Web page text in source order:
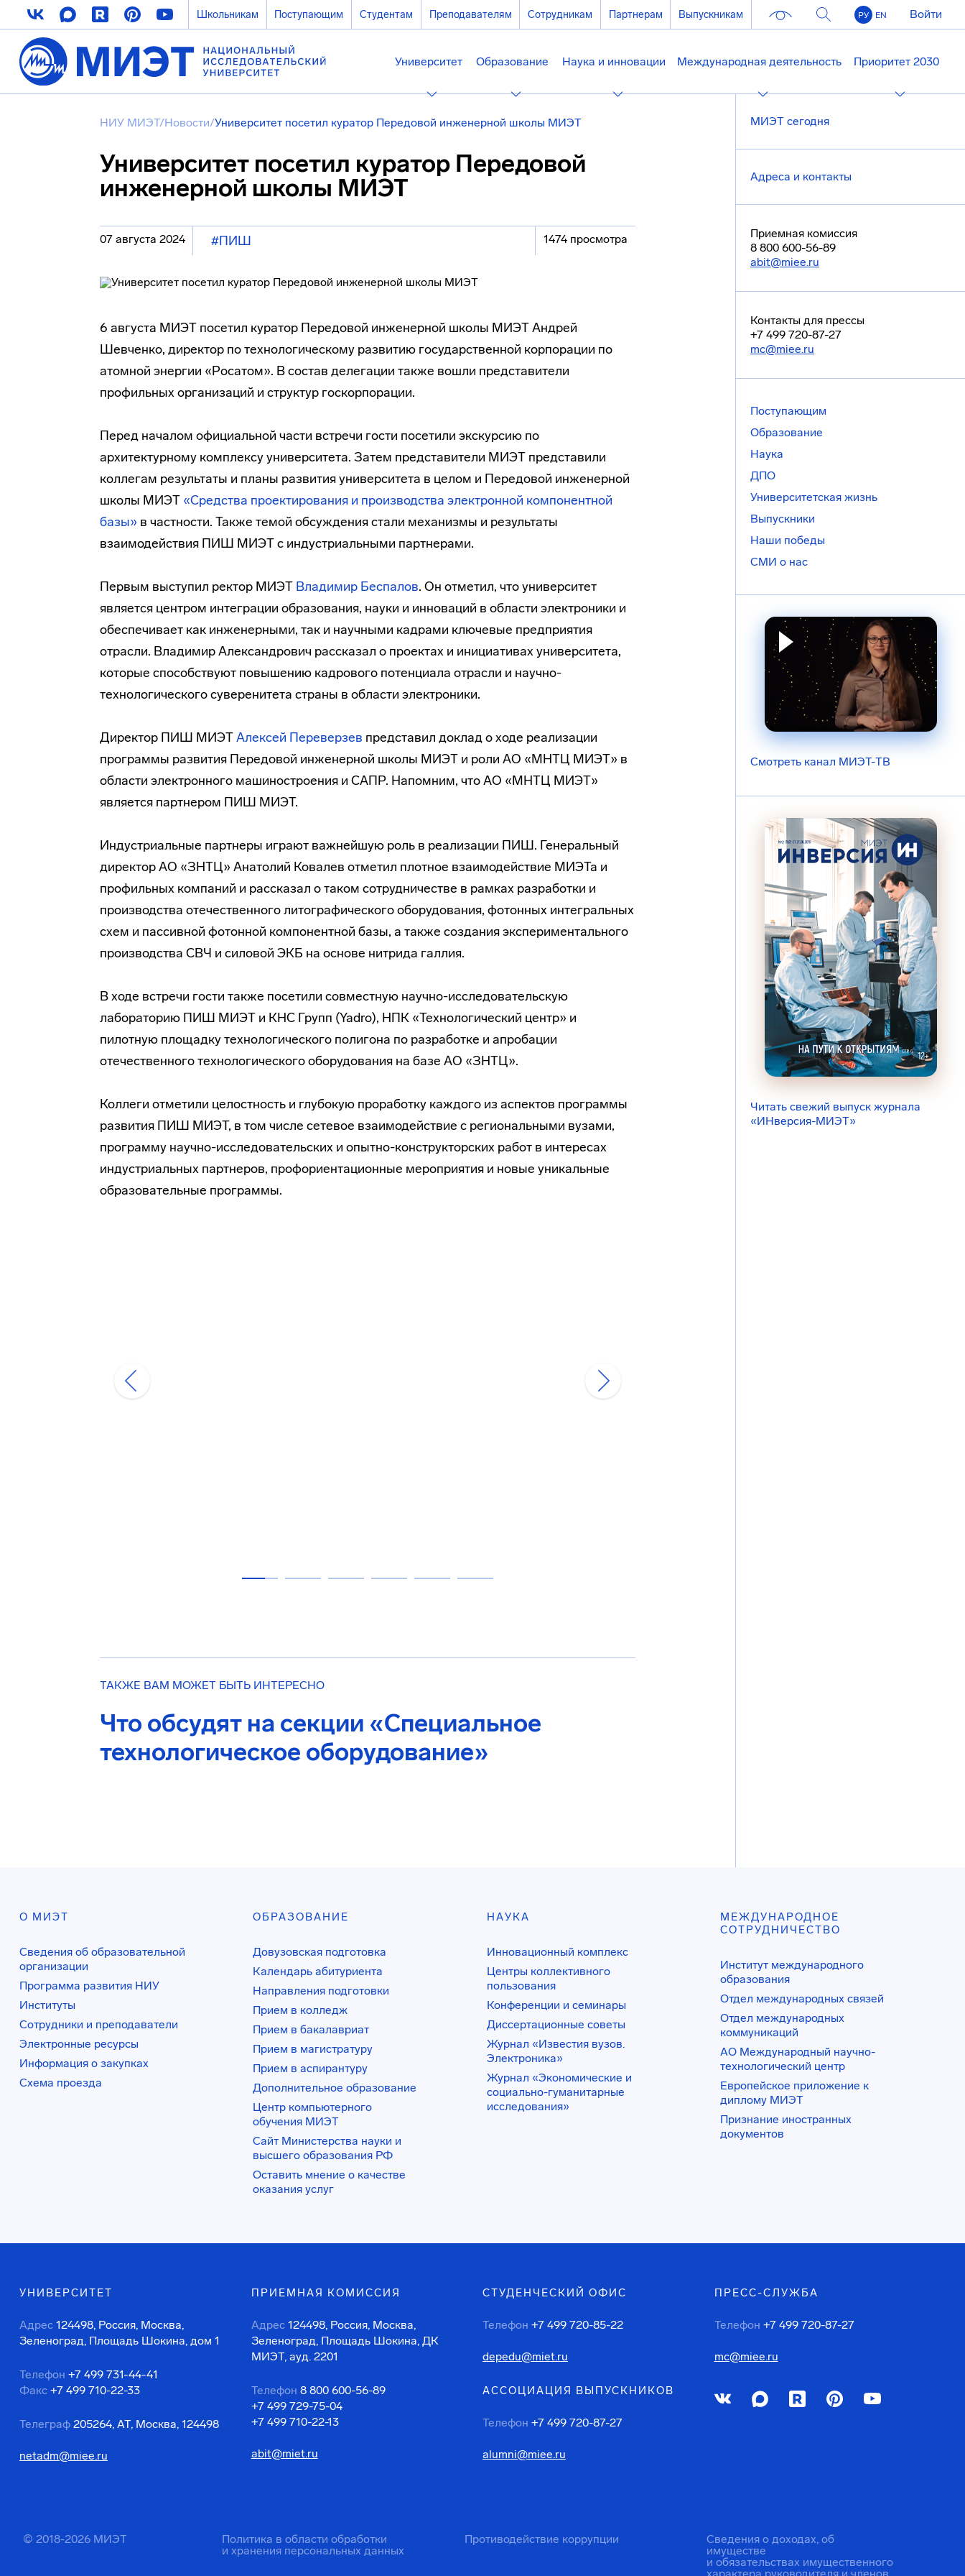
Школьникам Поступающим Студентам Преподавателям Сотрудникам Партнерам Выпускникам РУ EN Войти
Университет Образование Наука и инновации Международная деятельность Приоритет 2030
НИУ МИЭТ/Новости/Университет посетил куратор Передовой инженерной школы МИЭТ
Университет посетил куратор Передовой
инженерной школы МИЭТ
07 августа 2024 #ПИШ 1474 просмотра
6 августа МИЭТ посетил куратор Передовой инженерной школы МИЭТ Андрей
Шевченко, директор по технологическому развитию государственной корпорации по
атомной энергии «Росатом». В состав делегации также вошли представители
профильных организаций и структур госкорпорации.
Перед началом официальной части встречи гости посетили экскурсию по
архитектурному комплексу университета. Затем представители МИЭТ представили
коллегам результаты и планы развития университета в целом и Передовой инженерной
школы МИЭТ «Средства проектирования и производства электронной компонентной
базы» в частности. Также темой обсуждения стали механизмы и результаты
взаимодействия ПИШ МИЭТ с индустриальными партнерами.
Первым выступил ректор МИЭТ Владимир Беспалов. Он отметил, что университет
является центром интеграции образования, науки и инноваций в области электроники и
обеспечивает как инженерными, так и научными кадрами ключевые предприятия
отрасли. Владимир Александрович рассказал о проектах и инициативах университета,
которые способствуют повышению кадрового потенциала отрасли и научно-
технологического суверенитета страны в области электроники.
Директор ПИШ МИЭТАлексей Переверзев представил доклад о ходе реализации
программы развития Передовой инженерной школы МИЭТ и роли АО «МНТЦ МИЭТ» в
области электронного машиностроения и САПР. Напомним, что АО «МНТЦ МИЭТ»
является партнером ПИШ МИЭТ.
Индустриальные партнеры играют важнейшую роль в реализации ПИШ. Генеральный
директор АО «ЗНТЦ» Анатолий Ковалев отметил плотное взаимодействие МИЭТа и
профильных компаний и рассказал о таком сотрудничестве в рамках разработки и
производства отечественного литографического оборудования, фотонных интегральных
схем и пассивной фотонной компонентной базы, а также создания экспериментального
производства СВЧ и силовой ЭКБ на основе нитрида галлия.
В ходе встречи гости также посетили совместную научно-исследовательскую
лабораторию ПИШ МИЭТ и КНС Групп (Yadro), НПК «Технологический центр» и
пилотную площадку технологического полигона по разработке и апробации
отечественного технологического оборудования на базе АО «ЗНТЦ».
Коллеги отметили целостность и глубокую проработку каждого из аспектов программы
развития ПИШ МИЭТ, в том числе сетевое взаимодействие с региональными вузами,
программу научно-исследовательских и опытно-конструкторских работ в интересах
индустриальных партнеров, профориентационные мероприятия и новые уникальные
образовательные программы.
ТАКЖЕ ВАМ МОЖЕТ БЫТЬ ИНТЕРЕСНО
Что обсудят на секции «Специальное
технологическое оборудование»
МИЭТ сегодня
Адреса и контакты
Приемная комиссия
8 800 600-56-89
abit@miee.ru
Контакты для прессы
+7 499 720-87-27
mc@miee.ru
Поступающим
Образование
Наука
ДПО
Университетская жизнь
Выпускники
Наши победы
СМИ о нас
Смотреть канал МИЭТ-ТВ
Читать свежий выпуск журнала
«ИНверсия-МИЭТ»
О МИЭТ
Сведения об образовательной
организации
Программа развития НИУ
Институты
Сотрудники и преподаватели
Электронные ресурсы
Информация о закупках
Схема проезда
ОБРАЗОВАНИЕ
Довузовская подготовка
Календарь абитуриента
Направления подготовки
Прием в колледж
Прием в бакалавриат
Прием в магистратуру
Прием в аспирантуру
Дополнительное образование
Центр компьютерного
обучения МИЭТ
Сайт Министерства науки и
высшего образования РФ
Оставить мнение о качестве
оказания услуг
НАУКА
Инновационный комплекс
Центры коллективного
пользования
Конференции и семинары
Диссертационные советы
Журнал «Известия вузов.
Электроника»
Журнал «Экономические и
социально-гуманитарные
исследования»
МЕЖДУНАРОДНОЕ
СОТРУДНИЧЕСТВО
Институт международного
образования
Отдел международных связей
Отдел международных
коммуникаций
АО Международный научно-
технологический центр
Европейское приложение к
диплому МИЭТ
Признание иностранных
документов
УНИВЕРСИТЕТ
Адрес 124498, Россия, Москва,
Зеленоград, Площадь Шокина, дом 1
Телефон +7 499 731-44-41
Факс +7 499 710-22-33
Телеграф 205264, АТ, Москва, 124498
netadm@miee.ru
ПРИЕМНАЯ КОМИССИЯ
Адрес 124498, Россия, Москва,
Зеленоград, Площадь Шокина, ДК
МИЭТ, ауд. 2201
Телефон 8 800 600-56-89
+7 499 729-75-04
+7 499 710-22-13
abit@miet.ru
СТУДЕНЧЕСКИЙ ОФИС
Телефон +7 499 720-85-22
depedu@miet.ru
АССОЦИАЦИЯ ВЫПУСКНИКОВ
Телефон +7 499 720-87-27
alumni@miee.ru
ПРЕСС-СЛУЖБА
Телефон +7 499 720-87-27
mc@miee.ru
© 2018-2026 МИЭТ
Политика в области обработки
и хранения персональных данных
Противодействие коррупции
Сведения о доходах, об
имуществе
и обязательствах имущественного